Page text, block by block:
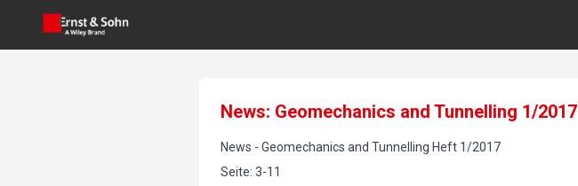
News: Geomechanics and Tunnelling 1/2017
News - Geomechanics and Tunnelling Heft 1/2017
Seite: 3-11